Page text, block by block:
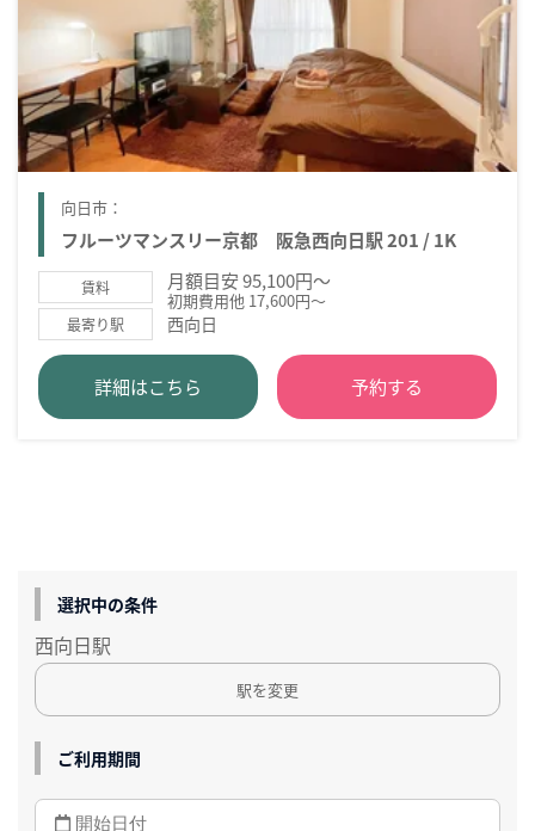
向日市：
フルーツマンスリー京都 阪急西向日駅 201 / 1K
賃料 月額目安 95,100円～
初期費用他 17,600円～
最寄り駅 西向日
詳細はこちら 予約する
選択中の条件
西向日駅
駅を変更
ご利用期間